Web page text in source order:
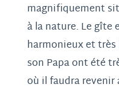
magnifiquement
à la nature. Le gîte
harmonieux et
son Papa ont été
où il faudra revenir